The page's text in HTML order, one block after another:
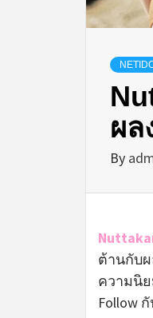
ผล
By
ต้านกับผ
ความนิ
Follow